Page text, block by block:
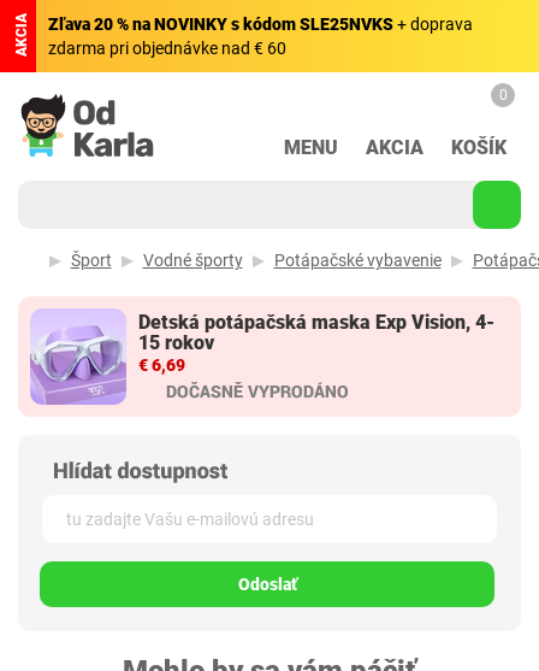
AKCIA Zľava 20 % na NOVINKY s kódom SLE25NVKS+ doprava
zdarma pri objednávke nad € 60
MENU AKCIA
0
KOŠÍK
Šport Vodné športy Potápačské vybavenie
Detská potápačská maska Exp Vision, 4-
15 rokov
€ 6,69
Odoslať